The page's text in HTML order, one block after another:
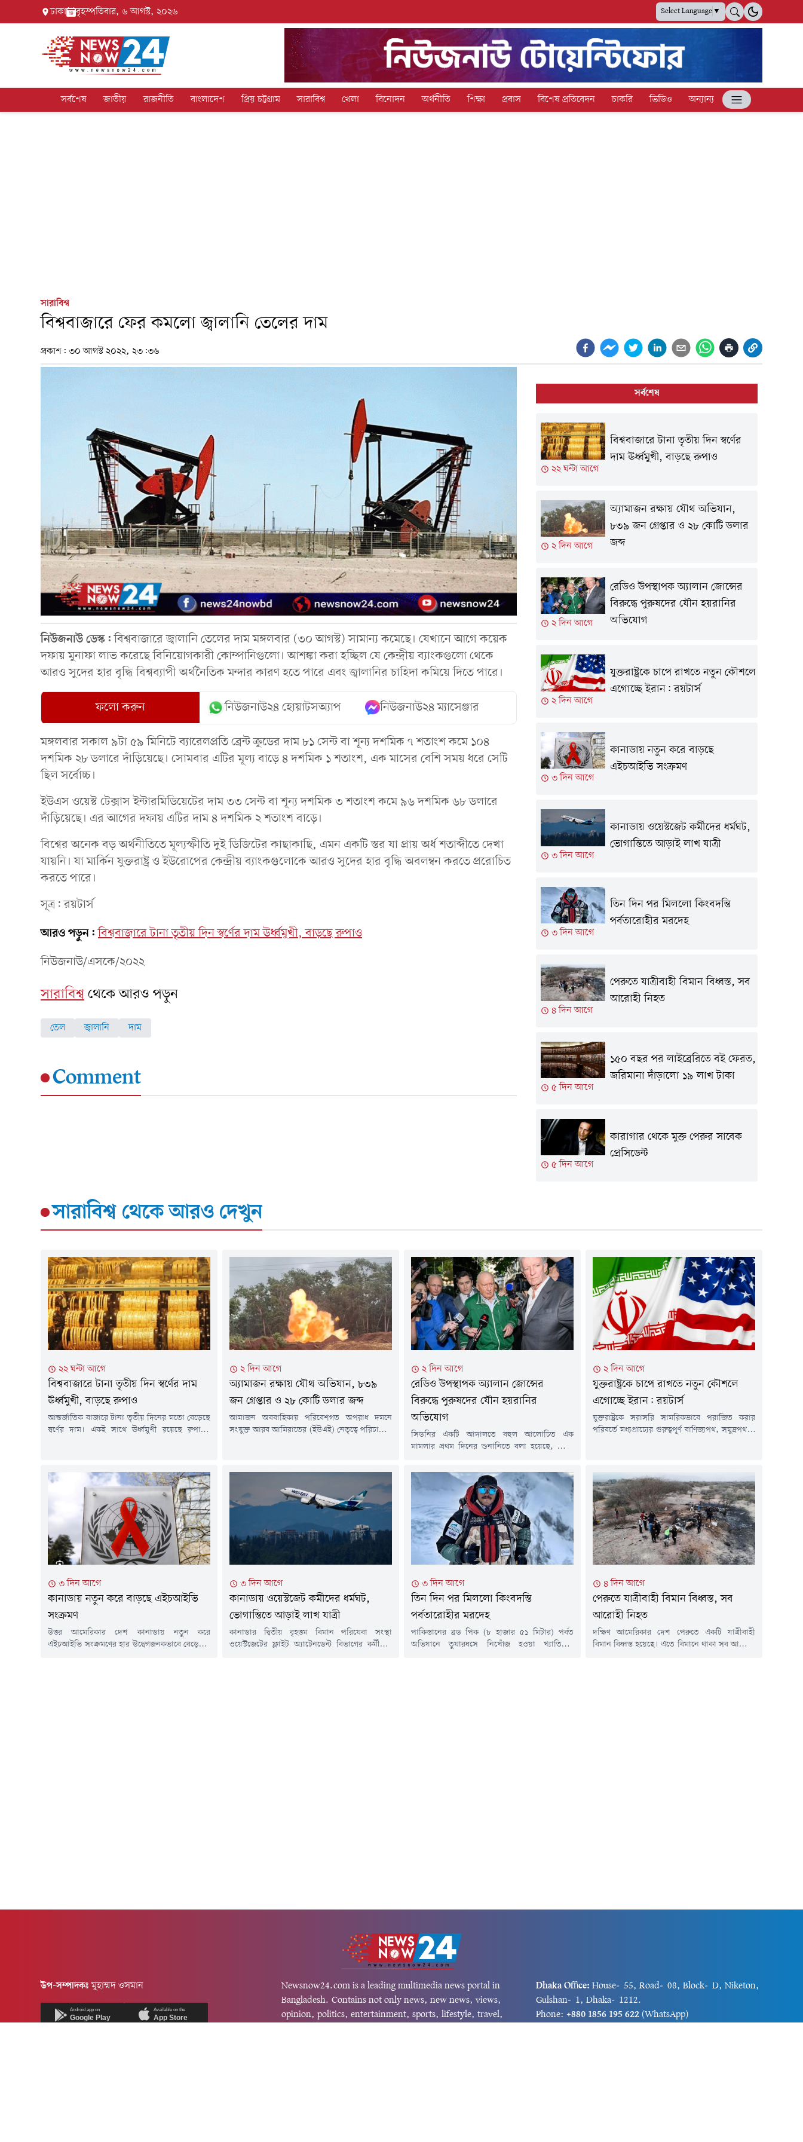
ঢাকা বৃহস্পতিবার, ৬ আগস্ট, ২০২৬ Select Language▼
সর্বশেষ জাতীয় রাজনীতি বাংলাদেশ প্রিয় চট্টগ্রাম সারাবিশ্ব খেলা বিনোদন অর্থনীতি শিক্ষা প্রবাস বিশেষ প্রতিবেদন চাকরি ভিডিও অন্যান্য
সারাবিশ্ব
বিশ্ববাজারে ফের কমলো জ্বালানি তেলের দাম
প্রকাশ: ৩০ আগস্ট ২০২২, ২৩:৩৬
নিউজনাউ ডেস্ক:বিশ্ববাজারে জ্বালানি তেলের দাম মঙ্গলবার (৩০ আগস্ট) সামান্য কমেছে। যেখানে আগে কয়েক
দফায় মুনাফা লাভ করেছে বিনিয়োগকারী কোম্পানিগুলো। আশঙ্কা করা হচ্ছিল যে কেন্দ্রীয় ব্যাংকগুলো থেকে
আরও সুদের হার বৃদ্ধি বিশ্বব্যাপী অর্থনৈতিক মন্দার কারণ হতে পারে এবং জ্বালানির চাহিদা কমিয়ে দিতে পারে।
ফলো করুন নিউজনাউ২৪ হোয়াটসঅ্যাপ নিউজনাউ২৪ ম্যাসেঞ্জার
মঙ্গলবার সকাল ৯টা ৫৯ মিনিটে ব্যারেলপ্রতি ব্রেন্ট ক্রুডের দাম ৮১ সেন্ট বা শূন্য দশমিক ৭ শতাংশ কমে ১০৪
দশমিক ২৮ ডলারে দাঁড়িয়েছে। সোমবার এটির মূল্য বাড়ে ৪ দশমিক ১ শতাংশ, এক মাসের বেশি সময় ধরে সেটি
ছিল সর্বোচ্চ।
ইউএস ওয়েস্ট টেক্সাস ইন্টারমিডিয়েটের দাম ৩৩ সেন্ট বা শূন্য দশমিক ৩ শতাংশ কমে ৯৬ দশমিক ৬৮ ডলারে
দাঁড়িয়েছে। এর আগের দফায় এটির দাম ৪ দশমিক ২ শতাংশ বাড়ে।
বিশ্বের অনেক বড় অর্থনীতিতে মূল্যস্ফীতি দুই ডিজিটের কাছাকাছি, এমন একটি স্তর যা প্রায় অর্ধ শতাব্দীতে দেখা
যায়নি। যা মার্কিন যুক্তরাষ্ট্র ও ইউরোপের কেন্দ্রীয় ব্যাংকগুলোকে আরও সুদের হার বৃদ্ধি অবলম্বন করতে প্ররোচিত
করতে পারে।
সূত্র: রয়টার্স
আরও পড়ুন: বিশ্ববাজারে টানা তৃতীয় দিন স্বর্ণের দাম ঊর্ধ্বমুখী, বাড়ছে রুপাও
নিউজনাউ/এসকে/২০২২
সারাবিশ্বথেকে আরও পড়ুন
তেল জ্বালানি দাম
Comment
সর্বশেষ
২২ ঘন্টা আগে
বিশ্ববাজারে টানা তৃতীয় দিন স্বর্ণের
দাম ঊর্ধ্বমুখী, বাড়ছে রুপাও
২ দিন আগে
অ্যামাজন রক্ষায় যৌথ অভিযান,
৮৩৯ জন গ্রেপ্তার ও ২৮ কোটি ডলার
জব্দ
২ দিন আগে
রেডিও উপস্থাপক অ্যালান জোন্সের
বিরুদ্ধে পুরুষদের যৌন হয়রানির
অভিযোগ
২ দিন আগে
যুক্তরাষ্ট্রকে চাপে রাখতে নতুন কৌশলে
এগোচ্ছে ইরান: রয়টার্স
৩ দিন আগে
কানাডায় নতুন করে বাড়ছে
এইচআইভি সংক্রমণ
৩ দিন আগে
কানাডায় ওয়েস্টজেট কর্মীদের ধর্মঘট,
ভোগান্তিতে আড়াই লাখ যাত্রী
৩ দিন আগে
তিন দিন পর মিললো কিংবদন্তি
পর্বতারোহীর মরদেহ
৪ দিন আগে
পেরুতে যাত্রীবাহী বিমান বিধ্বস্ত, সব
আরোহী নিহত
৫ দিন আগে
১৫০ বছর পর লাইব্রেরিতে বই ফেরত,
জরিমানা দাঁড়ালো ১৯ লাখ টাকা
৫ দিন আগে
কারাগার থেকে মুক্ত পেরুর সাবেক
প্রেসিডেন্ট
সারাবিশ্ব থেকে আরও দেখুন
২২ ঘন্টা আগে
বিশ্ববাজারে টানা তৃতীয় দিন স্বর্ণের দাম
ঊর্ধ্বমুখী, বাড়ছে রুপাও
আন্তর্জাতিক বাজারে টানা তৃতীয় দিনের মতো বেড়েছে
স্বর্ণের দাম। একই সাথে ঊর্ধ্বমুখী রয়েছে রুপাসহ
এদিকে যুক্তরাষ্ট্রের সুদের হার নিয়ে ভবিষ্যৎ সিদ্ধান্তের
ইঙ্গিত পেতে বিনিয়োগকারীদের নজর এখন দেশটির
২ দিন আগে
অ্যামাজন রক্ষায় যৌথ অভিযান, ৮৩৯
জন গ্রেপ্তার ও ২৮ কোটি ডলার জব্দ
আমাজন অববাহিকায় পরিবেশগত অপরাধ দমনে
সংযুক্ত আরব আমিরাতের (ইউএই) নেতৃত্বে পরিচালিত
অভিযানের ফলাফল ঘোষণা করে উপ-প্রধানমন্ত্রী ও
স্বরাষ্ট্রমন্ত্রী লেফটেন্যান্ট জেনারেল শেখ সাইফ...
২ দিন আগে
রেডিও উপস্থাপক অ্যালান জোন্সের
বিরুদ্ধে পুরুষদের যৌন হয়রানির
অভিযোগ
সিডনির একটি আদালতে বহুল আলোচিত এক
মামলার প্রথম দিনের শুনানিতে বলা হয়েছে, জ্যেষ্ঠ
পুরুষের যৌনাঙ্গ স্পর্শ করেছিলেন এবং সম্মতি ছাড়াই
আরো কয়েকজনকে চুমু খাওয়ার চেষ্টা করেছিলেন।
প্রভাবশালী এই সংবাদ ব্যক্তিত্ব এবং অস্ট্রেলিয়ার
জাতীয় রাগবি দলের সাবেক কোচ ছয়জন পুরুষের
ওপর যৌন নিপীড়নের ২০টি এবং...
২ দিন আগে
যুক্তরাষ্ট্রকে চাপে রাখতে নতুন কৌশলে
এগোচ্ছে ইরান: রয়টার্স
যুক্তরাষ্ট্রকে সরাসরি সামরিকভাবে পরাজিত করার
পরিবর্তে মধ্যপ্রাচ্যের গুরুত্বপূর্ণ বাণিজ্যপথ, সমুদ্রপথ ও
কর্মকর্তা ও বিশ্লেষকদের বরাতে আন্তর্জাতিক সংবাদ
সংস্থা রয়টার্সের এক প্রতিবেদনে এমন দাবি করা
হয়েছে।প্রতিবেদনে বলা হয়েছে, পূর্ণাঙ্গ যুদ্ধের পথে না
গিয়ে...
৩ দিন আগে
কানাডায় নতুন করে বাড়ছে এইচআইভি
সংক্রমণ
উত্তর আমেরিকার দেশ কানাডায় নতুন করে
এইচআইভি সংক্রমণের হার উদ্বেগজনকভাবে বেড়েছে।
৩ দিন আগে
কানাডায় ওয়েস্টজেট কর্মীদের ধর্মঘট,
ভোগান্তিতে আড়াই লাখ যাত্রী
কানাডার দ্বিতীয় বৃহত্তম বিমান পরিষেবা সংস্থা
ওয়েস্টজেটের ফ্লাইট অ্যাটেনডেন্ট বিভাগের কর্মীদের
৩ দিন আগে
তিন দিন পর মিললো কিংবদন্তি
পর্বতারোহীর মরদেহ
পাকিস্তানের ব্রড পিক (৮ হাজার ৫১ মিটার) পর্বত
অভিযানে তুষারধসে নিখোঁজ হওয়া খ্যাতিমান
৪ দিন আগে
পেরুতে যাত্রীবাহী বিমান বিধ্বস্ত, সব
আরোহী নিহত
দক্ষিণ আমেরিকার দেশ পেরুতে একটি যাত্রীবাহী
বিমান বিধ্বস্ত হয়েছে। এতে বিমানে থাকা সব আরোহী
উপ-সম্পাদকঃমুহাম্মদ ওসমান
Android app on
Google Play
Available on the
App Store
Newsnow24.com is a leading multimedia news portal in
Bangladesh. Contains not only news, new news, views,
opinion, politics, entertainment, sports, lifestyle, travel,
Dhaka Office: House-55, Road-08, Block-D, Niketon,
Gulshan-1, Dhaka-1212.
Phone: +880 1856 195 622 (WhatsApp)